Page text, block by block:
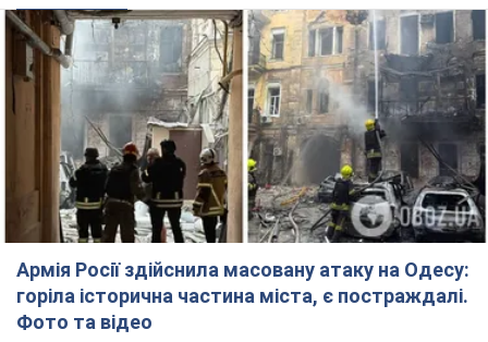
горіла історична частина міста, є постраждалі.
Фото та відео
Для терору ворог застосував ракети та дрони
час назад 25,9 т.
Нардепи взяли гроші з бюджету на оренду
елітних квартир у Києві: хто з парламентарів
просив кошти та де поселився
Як працює особлива соціальна гарантія та хто нею
користується
3 часа назад